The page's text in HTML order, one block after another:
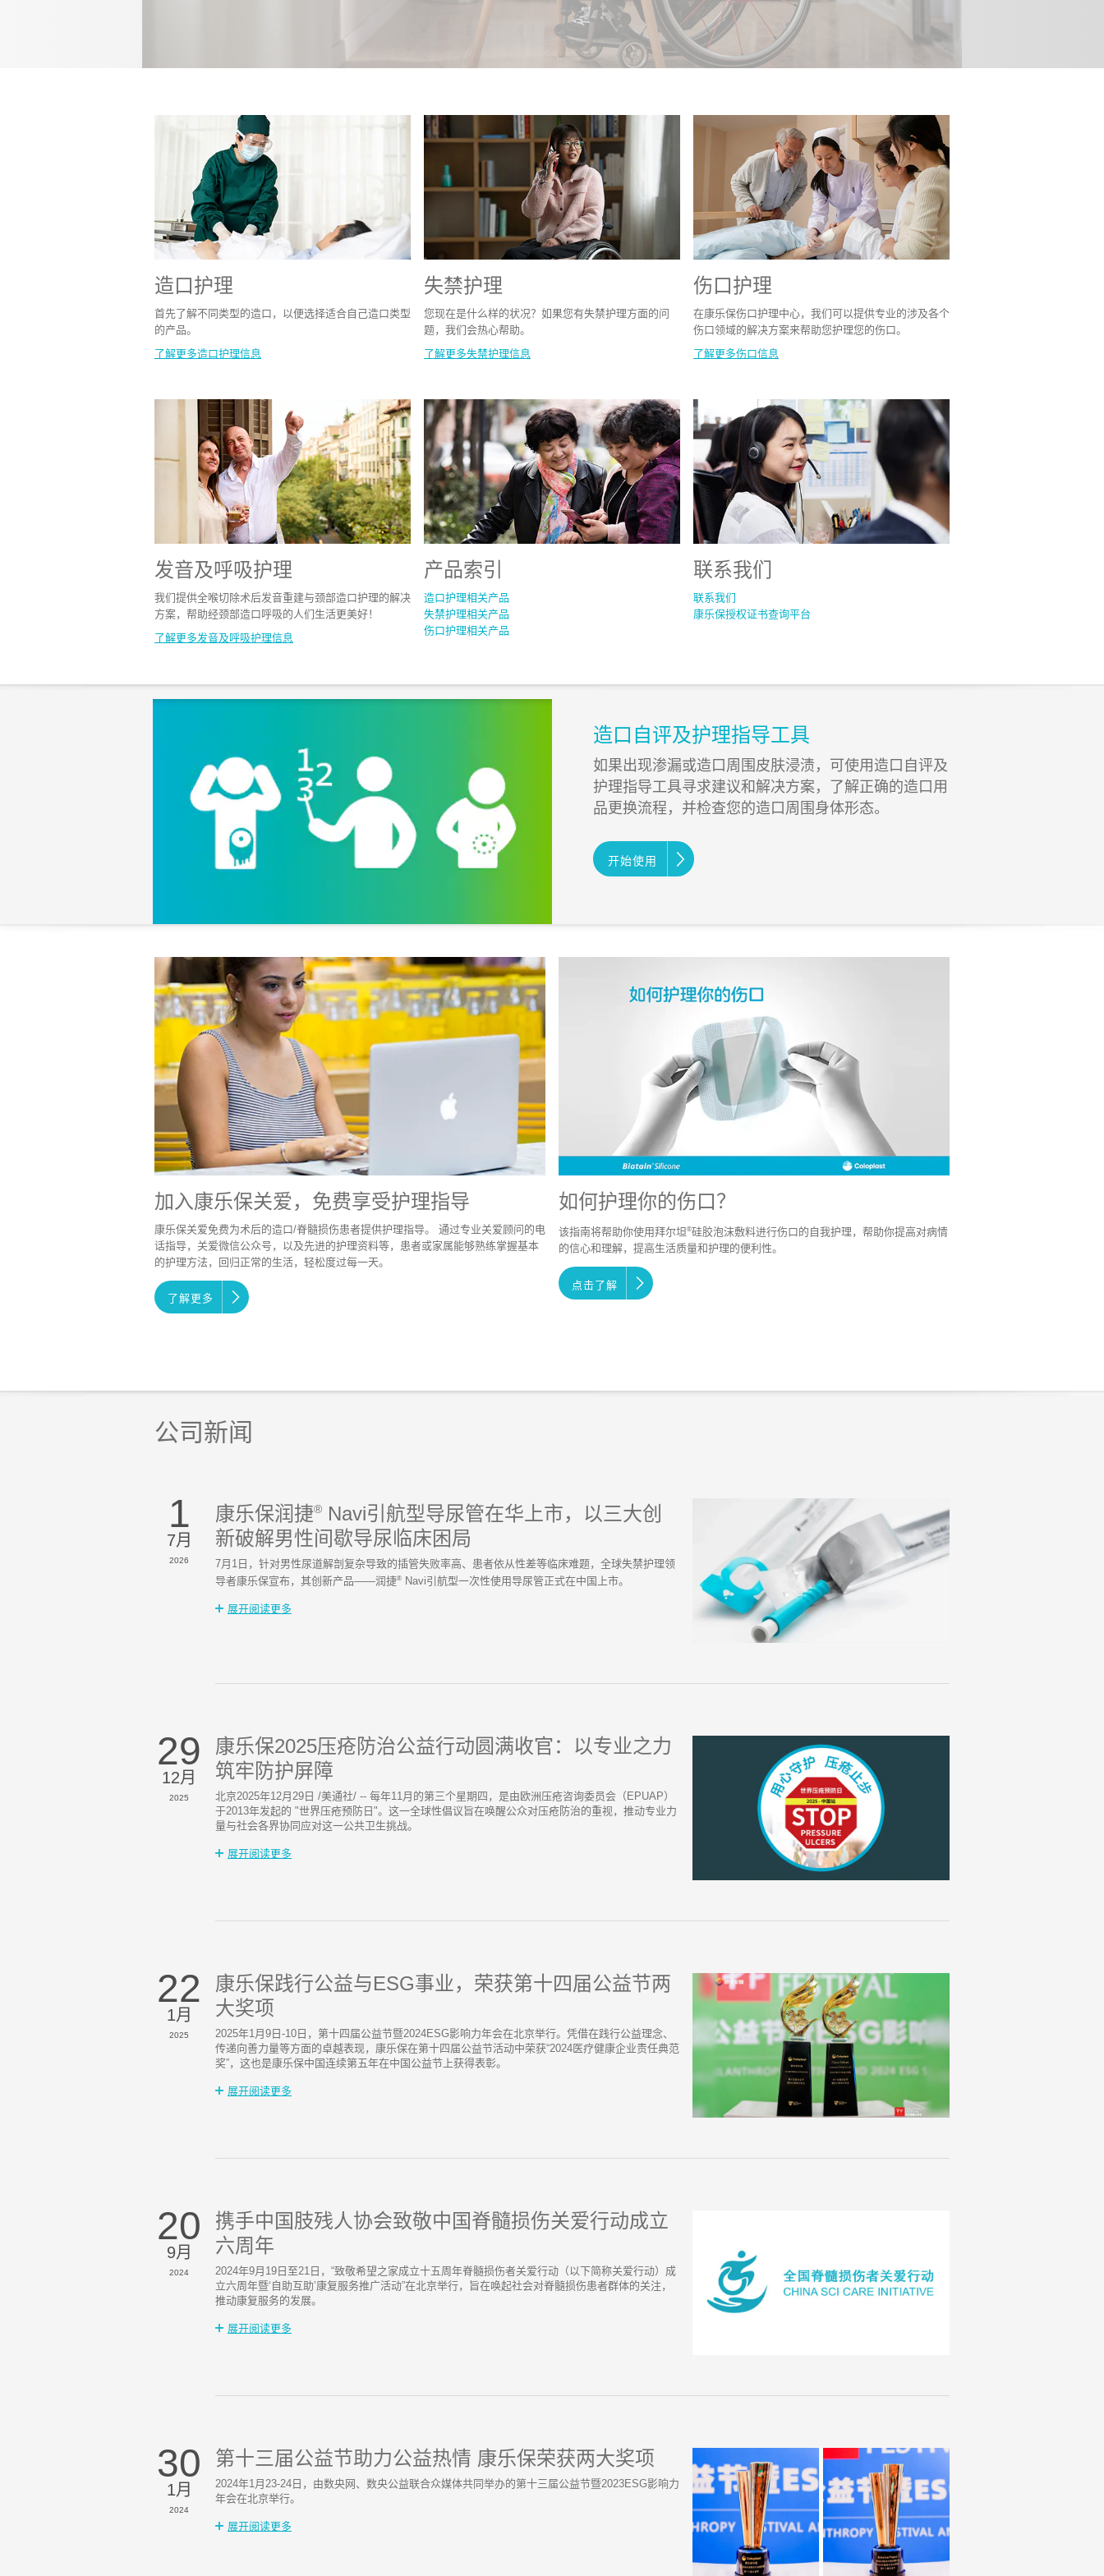
造口护理
首先了解不同类型的造口，以便选择适合自己造口类型
的产品。
了解更多造口护理信息
失禁护理
您现在是什么样的状况？如果您有失禁护理方面的问
题，我们会热心帮助。
了解更多失禁护理信息
伤口护理
在康乐保伤口护理中心，我们可以提供专业的涉及各个
伤口领域的解决方案来帮助您护理您的伤口。
了解更多伤口信息
发音及呼吸护理​
我们提供全喉切除术后发音重建与颈部造口护理的解决
方案，帮助经颈部造口呼吸的人们生活更美好！
了解更多发音及呼吸护理​信息
产品索引
造口护理相关产品
失禁护理相关产品
伤口护理相关产品
联系我们
联系我们
康乐保授权证书查询平台
造口自评及护理指导工具
如果出现渗漏或造口周围皮肤浸渍，可使用造口自评及
护理指导工具寻求建议和解决方案，了解正确的造口用
品更换流程，并检查您的造口周围身体形态。
开始使用
加入康乐保关爱，免费享受护理指导
康乐保关爱免费为术后的造口/脊髓损伤患者提供护理指导。 通过专业关爱顾问的电
话指导，关爱微信公众号，以及先进的护理资料等，患者或家属能够熟练掌握基本
的护理方法，回归正常的生活，轻松度过每一天。
了解更多
如何护理你的伤口？
该指南将帮助你使用拜尔坦®硅胶泡沫敷料进行伤口的自我护理，帮助你提高对病情
的信心和理解，提高生活质量和护理的便利性。
点击了解
公司新闻
1
7月
2026
康乐保润捷® Navi引航型导尿管在华上市，以三大创
新破解男性间歇导尿临床困局
7月1日‌，针对男性尿道解剖复杂导致的插管失败率高、患者依从性差等临床难题，全球失禁护理领
导者康乐保宣布，其创新产品——‌润捷® Navi引航型一次性使用导尿管‌正式在中国上市。
展开阅读更多
29
12月
2025
康乐保2025压疮防治公益行动圆满收官：以专业之力
筑牢防护屏障
北京2025年12月29日 /美通社/ -- 每年11月的第三个星期四，是由欧洲压疮咨询委员会（EPUAP）
于2013年发起的 "世界压疮预防日"。这一全球性倡议旨在唤醒公众对压疮防治的重视，推动专业力
量与社会各界协同应对这一公共卫生挑战。
展开阅读更多
22
1月
2025
康乐保践行公益与ESG事业，荣获第十四届公益节两
大奖项
2025年1月9日-10日，第十四届公益节暨2024ESG影响力年会在北京举行。凭借在践行公益理念、
传递向善力量等方面的卓越表现，康乐保在第十四届公益节活动中荣获“2024医疗健康企业责任典范
奖”，这也是康乐保中国连续第五年在中国公益节上获得表彰。
展开阅读更多
20
9月
2024
携手中国肢残人协会致敬中国脊髓损伤关爱行动成立
六周年
2024年9月19日至21日，“致敬希望之家成立十五周年脊髓损伤者关爱行动（以下简称关爱行动）成
立六周年暨‘自助互助’康复服务推广活动”在北京举行，旨在唤起社会对脊髓损伤患者群体的关注，
推动康复服务的发展。
展开阅读更多
30
1月
2024
第十三届公益节助力公益热情 康乐保荣获两大奖项
2024年1月23-24日，由数央网、数央公益联合众媒体共同举办的第十三届公益节暨2023ESG影响力
年会在北京举行。
展开阅读更多